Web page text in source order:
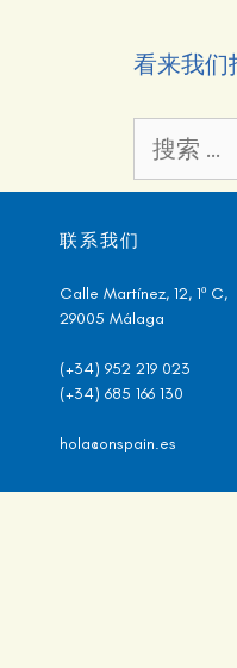
看来我们
联系我们
Calle Martínez, 12, 1º C,
29005 Málaga
(+34) 952 219 023
(+34) 685 166 130
hola@onspain.es